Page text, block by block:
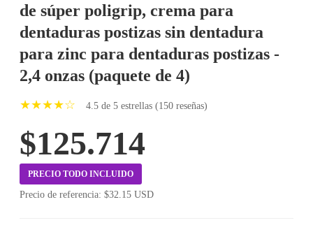
de súper poligrip, crema para
dentaduras postizas sin dentadura
para zinc para dentaduras postizas -
2,4 onzas (paquete de 4)
★★★★☆ 4.5 de 5 estrellas (150 reseñas)
$125.714
PRECIO TODO INCLUIDO
Precio de referencia: $32.15 USD